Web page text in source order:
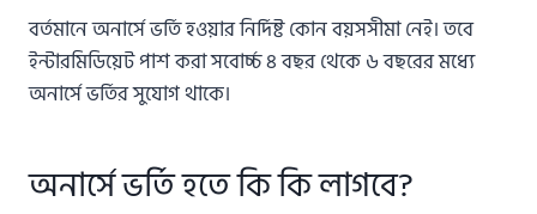
বর্তমানে অনার্সে ভর্তি হওয়ার নির্দিষ্ট কোন বয়সসীমা নেই। তবে
ইন্টারমিডিয়েট পাশ করা সবোর্চ্চ ৪ বছর থেকে ৬ বছরের মধ্যে
অনার্সে ভর্তির সুযোগ থাকে।
অনার্সে ভর্তি হতে কি কি লাগবে?